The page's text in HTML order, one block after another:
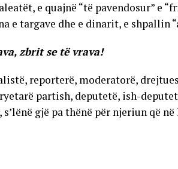
e quajnë “të pavendosur” e
e targave dhe e dinarit, e shpallin
zbrit se të vrava!
reporterë, moderatorë,
partish, deputetë, ish-
gjë pa thënë për njeriun që